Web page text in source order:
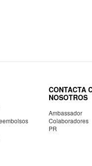
CONTACTA
NOSOTROS
Ambassador
Colaboradores
PR